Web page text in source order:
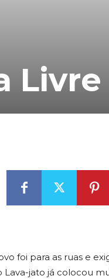
Livre
foi para as ruas e
Lava-jato já colocou